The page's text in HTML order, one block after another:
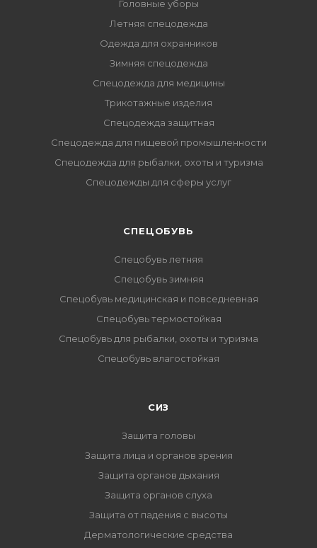
Головные уборы
Летняя спецодежда
Одежда для охранников
Зимняя спецодежда
Спецодежда для медицины
Трикотажные изделия
Спецодежда защитная
Спецодежда для пищевой промышленности
Спецодежда для рыбалки, охоты и туризма
Спецодежды для сферы услуг
CПЕЦОБУВЬ
Спецобувь летняя
Спецобувь зимняя
Спецобувь медицинская и повседневная
Спецобувь термостойкая
Спецобувь для рыбалки, охоты и туризма
Спецобувь влагостойкая
СИЗ
Защита головы
Защита лица и органов зрения
Защита органов дыхания
Защита органов слуха
Защита от падения с высоты
Дерматологические средства